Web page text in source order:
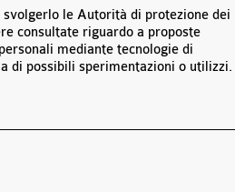
le Autorità di protezione dei
consultate riguardo a proposte
mediante tecnologie di
di possibili sperimentazioni o utilizzi.